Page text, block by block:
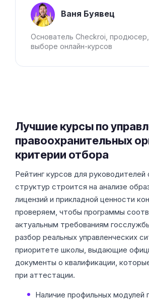
Ваня Буявец
Основатель Checkroi, продюсер,
выборе онлайн-курсов
Лучшие курсы по
правоохранительных
критерии отбора
Рейтинг курсов для руководителей
структур строится на анализе
лицензий и прикладной ценности
проверяем, чтобы программы
актуальным требованиям
разбор реальных управленческих
приоритете школы, выдающие
документы о квалификации,
при аттестации.
Наличие профильных модулей